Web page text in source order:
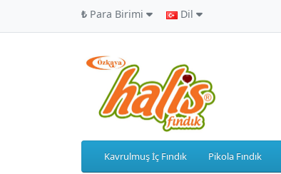
₺ Para Birimi Dil
Kavrulmuş İç Fındık Pikola Fındık